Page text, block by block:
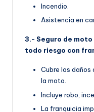
Incendio.
Asistencia en
3.- Seguro de moto
todo riesgo con
Cubre los daños
la moto.
Incluye robo,
La franquicia